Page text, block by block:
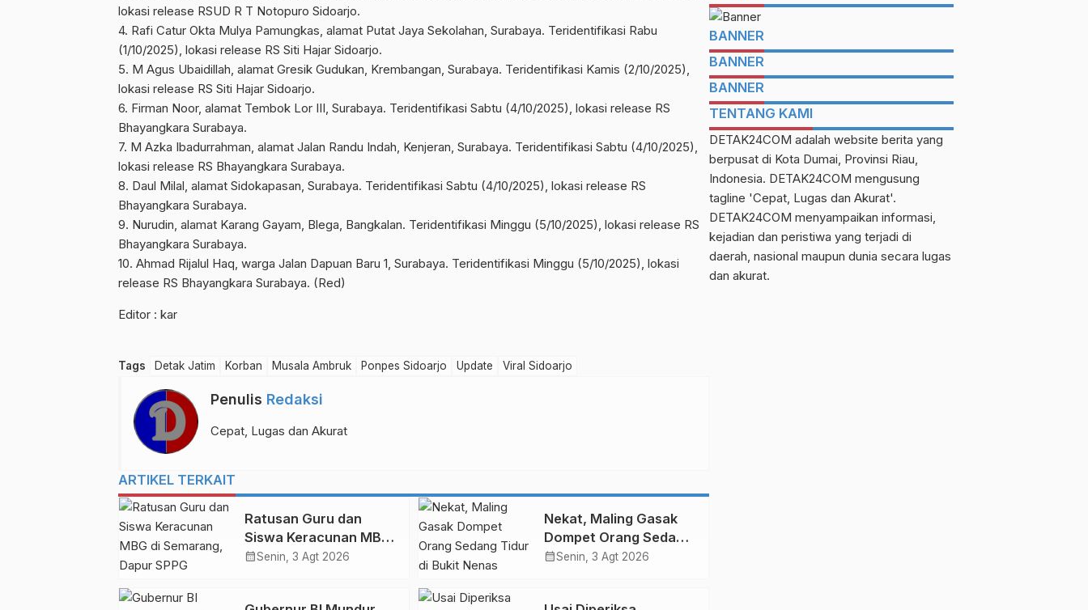
lokasi release RSUD R T Notopuro Sidoarjo.
4. Rafi Catur Okta Mulya Pamungkas, alamat Putat Jaya Sekolahan, Surabaya. Teridentifikasi Rabu
(1/10/2025), lokasi release RS Siti Hajar Sidoarjo.
5. M Agus Ubaidillah, alamat Gresik Gudukan, Krembangan, Surabaya. Teridentifikasi Kamis (2/10/2025),
lokasi release RS Siti Hajar Sidoarjo.
6. Firman Noor, alamat Tembok Lor III, Surabaya. Teridentifikasi Sabtu (4/10/2025), lokasi release RS
Bhayangkara Surabaya.
7. M Azka Ibadurrahman, alamat Jalan Randu Indah, Kenjeran, Surabaya. Teridentifikasi Sabtu (4/10/2025),
lokasi release RS Bhayangkara Surabaya.
8. Daul Milal, alamat Sidokapasan, Surabaya. Teridentifikasi Sabtu (4/10/2025), lokasi release RS
Bhayangkara Surabaya.
9. Nurudin, alamat Karang Gayam, Blega, Bangkalan. Teridentifikasi Minggu (5/10/2025), lokasi release RS
Bhayangkara Surabaya.
10. Ahmad Rijalul Haq, warga Jalan Dapuan Baru 1, Surabaya. Teridentifikasi Minggu (5/10/2025), lokasi
release RS Bhayangkara Surabaya. (Red)
Editor : kar
Tags Detak Jatim Korban Musala Ambruk Ponpes Sidoarjo Update Viral Sidoarjo
Penulis Redaksi
Cepat, Lugas dan Akurat
ARTIKEL TERKAIT
Ratusan Guru dan
Siswa Keracunan MBG
di Semarang, Dapur
calendar_monthSenin, 3 Agt 2026
Nekat, Maling Gasak
Dompet Orang Sedang
Tidur di Bukit Nenas
calendar_monthSenin, 3 Agt 2026
BANNER
BANNER
BANNER
TENTANG KAMI
DETAK24COM adalah website berita yang
berpusat di Kota Dumai, Provinsi Riau,
Indonesia. DETAK24COM mengusung
tagline 'Cepat, Lugas dan Akurat'.
DETAK24COM menyampaikan informasi,
kejadian dan peristiwa yang terjadi di
daerah, nasional maupun dunia secara lugas
dan akurat.